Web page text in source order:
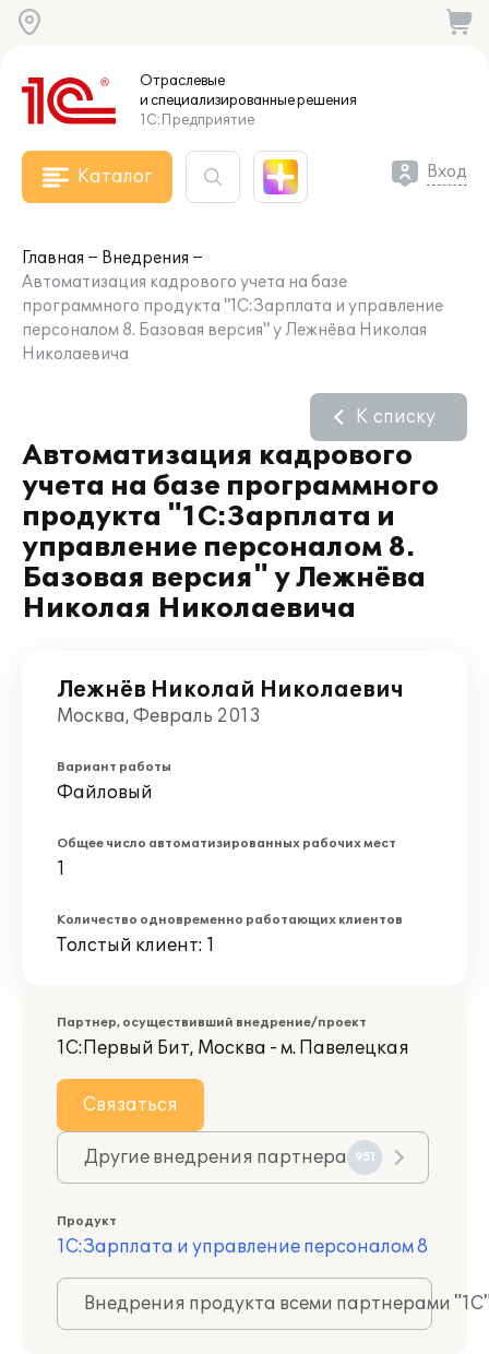
Отраслевые
и специализированныерешения
1С:Предприятие
Каталог Вход
Главная
Внедрения
Автоматизация кадрового учета на базе
программного продукта "1С:Зарплата и управление
персоналом 8. Базовая версия" у Лежнёва Николая
Николаевича
Автоматизация кадрового
учета на базе программного
продукта "1С:Зарплата и
управление персоналом 8.
Базовая версия" у Лежнёва
Николая Николаевича
К списку
Лежнёв Николай Николаевич
Москва, Февраль 2013
Вариант работы
Файловый
Общее число автоматизированных рабочих мест
1
Количество одновременно работающих клиентов
Толстый клиент: 1
Партнер, осуществивший внедрение/проект
1С:Первый Бит, Москва - м. Павелецкая
Связаться
Другие внедрения партнера 951
Продукт
1С:Зарплата и управление персоналом 8
Внедрения продукта всеми партнерами